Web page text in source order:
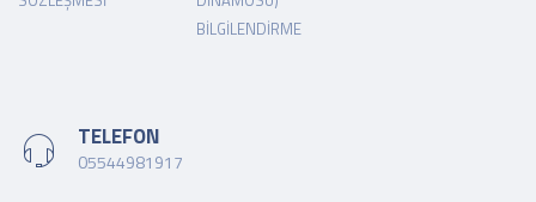
BILGILENDIRME
TELEFON
05544981917